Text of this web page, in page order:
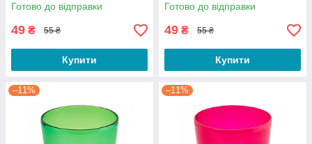
Готово до відправки
49 ₴ 55 ₴
Купити
Готово до відправки
49 ₴ 55 ₴
Купити
–11% –11%